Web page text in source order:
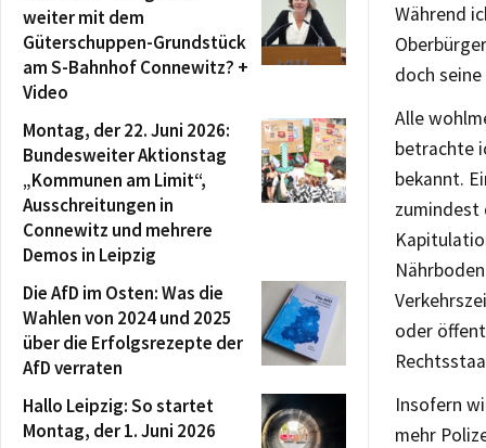
Während
doch
Alle
betrachte
bekannt.
zumindest
oder
Insofern
mehr
weiter mit dem
Güterschuppen-Grundstück
am S-Bahnhof Connewitz? +
Video
Montag, der 22. Juni 2026:
Bundesweiter Aktionstag
„Kommunen am Limit“,
Ausschreitungen in
Connewitz und mehrere
Demos in Leipzig
Die AfD im Osten: Was die
Wahlen von 2024 und 2025
über die Erfolgsrezepte der
AfD verraten
Hallo Leipzig: So startet
Montag, der 1. Juni 2026